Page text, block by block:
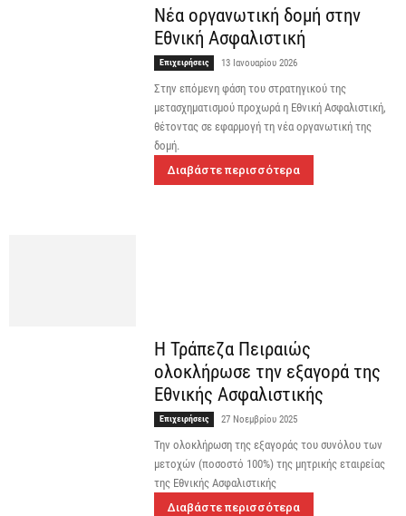
Νέα οργανωτική δομή στην
Εθνική Ασφαλιστική
Επιχειρήσεις 13 Ιανουαρίου 2026
Στην επόμενη φάση του στρατηγικού της
μετασχηματισμού προχωρά η Εθνική Ασφαλιστική,
θέτοντας σε εφαρμογή τη νέα οργανωτική της
δομή.
Διαβάστε περισσότερα
Η Τράπεζα Πειραιώς
ολοκλήρωσε την εξαγορά της
Εθνικής Ασφαλιστικής
Επιχειρήσεις 27 Νοεμβρίου 2025
Την ολοκλήρωση της εξαγοράς του συνόλου των
μετοχών (ποσοστό 100%) της μητρικής εταιρείας
της Εθνικής Ασφαλιστικής
Διαβάστε περισσότερα